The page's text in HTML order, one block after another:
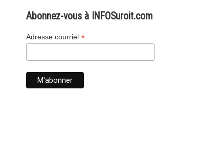
d’INFOSuroit
Abonnez-vous à INFOSuroit.com
Adresse courriel *